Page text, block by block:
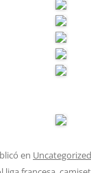
en Uncategorized